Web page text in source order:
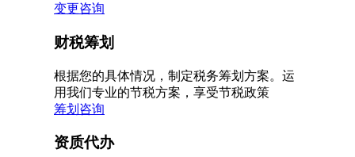
变更咨询
财税筹划
根据您的具体情况，制定税务筹划方案。运
用我们专业的节税方案，享受节税政策
筹划咨询
资质代办